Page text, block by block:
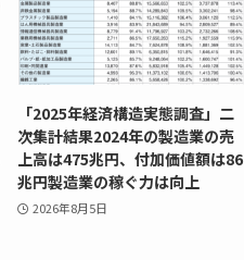
「2025年経済構造実態調査」二
次集計結果2024年の製造業の売
上高は475兆円、付加価値額は86
兆円製造業の稼ぐ力は向上
2026年8月5日